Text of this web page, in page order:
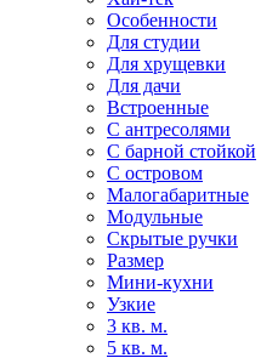
Особенности
Для студии
Для хрущевки
Для дачи
Встроенные
С антресолями
С барной стойкой
С островом
Малогабаритные
Модульные
Скрытые ручки
Размер
Мини-кухни
Узкие
3 кв. м.
5 кв. м.